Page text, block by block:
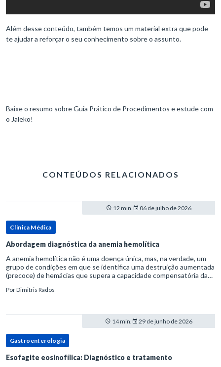
Além desse conteúdo, também temos um material extra que pode
te ajudar a reforçar o seu conhecimento sobre o assunto.
Baixe o resumo sobre Guia Prático de Procedimentos e estude com
o Jaleko!
CONTEÚDOS RELACIONADOS
12 min. 06 de julho de 2026
Clínica Médica
Abordagem diagnóstica da anemia hemolítica
A anemia hemolítica não é uma doença única, mas, na verdade, um
grupo de condições em que se identifica uma destruição aumentada
(precoce) de hemácias que supera a capacidade compensatória da
PorDimitris Rados
14 min. 29 de junho de 2026
Gastroenterologia
Esofagite eosinofílica: Diagnóstico e tratamento